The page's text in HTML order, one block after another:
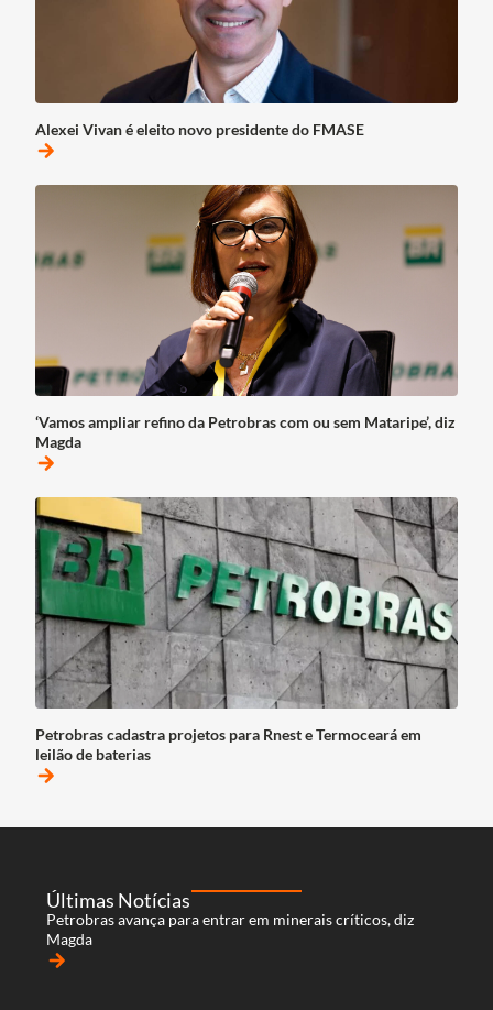
Alexei Vivan é eleito novo presidente do FMASE
arrow_forward
‘Vamos ampliar refino da Petrobras com ou sem Mataripe’, diz
Magda
arrow_forward
Petrobras cadastra projetos para Rnest e Termoceará em
leilão de baterias
arrow_forward
Últimas Notícias
Petrobras avança para entrar em minerais críticos, diz
Magda
arrow_forward